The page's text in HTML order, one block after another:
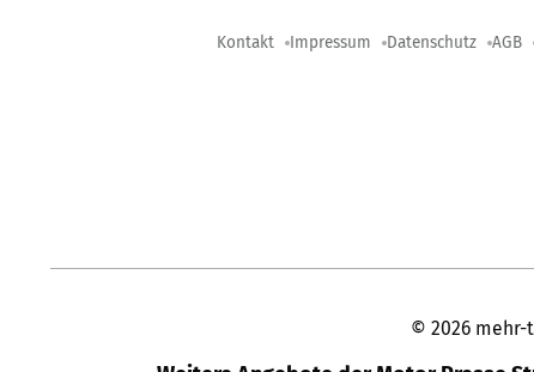
Kontakt Impressum Datenschutz AGB
© 2026 mehr-